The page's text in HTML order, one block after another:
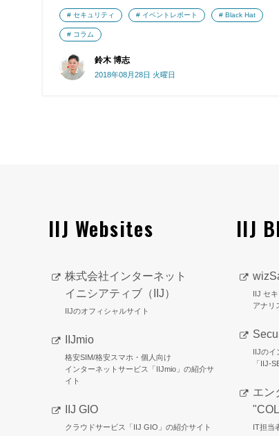
鈴木 博志
2018年08月28日 火曜日
セキュリティ イベントレポート Black Hat
コラム
IIJ Websites
株式会社インターネット
イニシアティブ（IIJ）
IIJのオフィシャルサイト
IIJmio
格安SIM/格安スマホ・個人向け
インターネットサービス「IIJmio」の紹介サ
イト
IIJ GIO
クラウドサービス「IIJ GIO」の紹介サイト
IIJ
IIJ セ
アナリ
IIJのイ
「IIJ-
エン
IT担当